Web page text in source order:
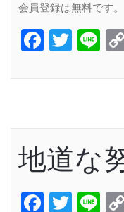
会員登録は無料です。
地道な